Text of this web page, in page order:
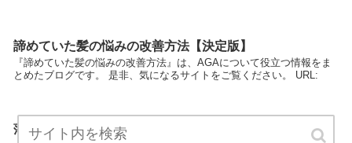
諦めていた髪の悩みの改善方法【決定版】
『諦めていた髪の悩みの改善方法』は、AGAについて役立つ情報をま
とめたブログです。 是非、気になるサイトをご覧ください。 URL:
薄毛のお悩み相談室【決定版】